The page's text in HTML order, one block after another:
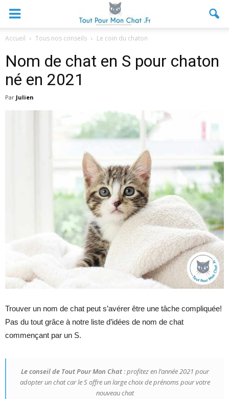
Accueil Tous nos conseils Le coin du chaton
Nom de chat en S pour chaton
né en 2021
Par Julien
Trouver un nom de chat peut s’avérer être une tâche compliquée!
Pas du tout grâce à notre liste d’idées de nom de chat
commençant par un S.
Le conseil de Tout Pour Mon Chat: profitez en l’année 2021 pour
adopter un chat car le S offre un large choix de prénoms pour votre
nouveau chat